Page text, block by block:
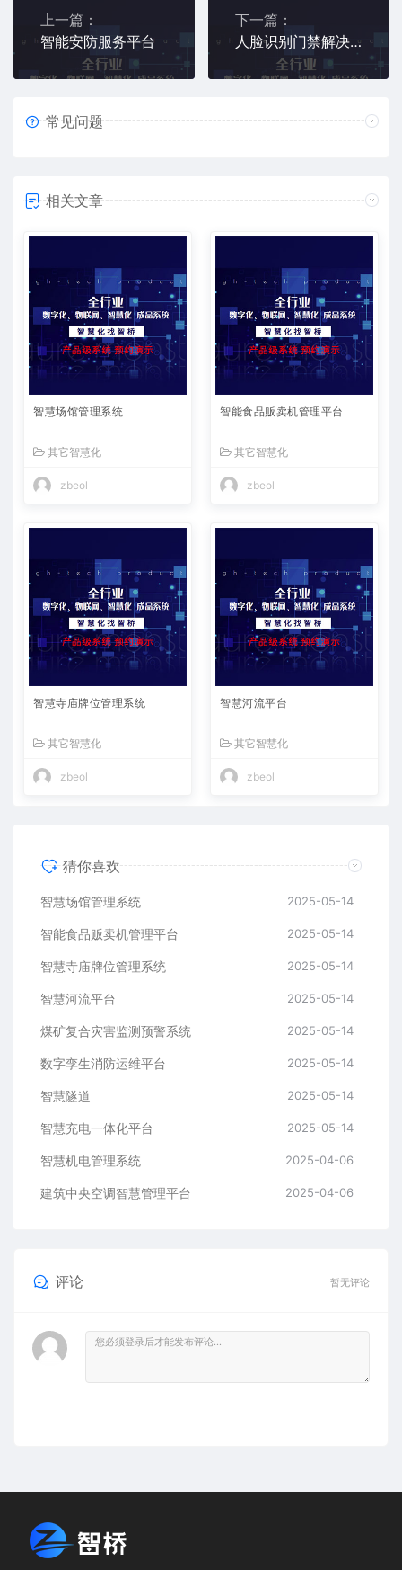
上一篇：
智能安防服务平台
下一篇：
人脸识别门禁解决方案
常见问题
相关文章
智慧场馆管理系统
其它智慧化
zbeol
智能食品贩卖机管理平台
其它智慧化
zbeol
智慧寺庙牌位管理系统
其它智慧化
zbeol
智慧河流平台
其它智慧化
zbeol
猜你喜欢
智慧场馆管理系统 2025-05-14
智能食品贩卖机管理平台 2025-05-14
智慧寺庙牌位管理系统 2025-05-14
智慧河流平台 2025-05-14
煤矿复合灾害监测预警系统 2025-05-14
数字孪生消防运维平台 2025-05-14
智慧隧道 2025-05-14
​​智慧充电一体化平台 2025-05-14
智慧机电管理系统 2025-04-06
建筑中央空调智慧管理平台 2025-04-06
评论 暂无评论